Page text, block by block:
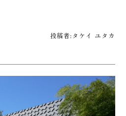
投稿者: タケイ ユタカ